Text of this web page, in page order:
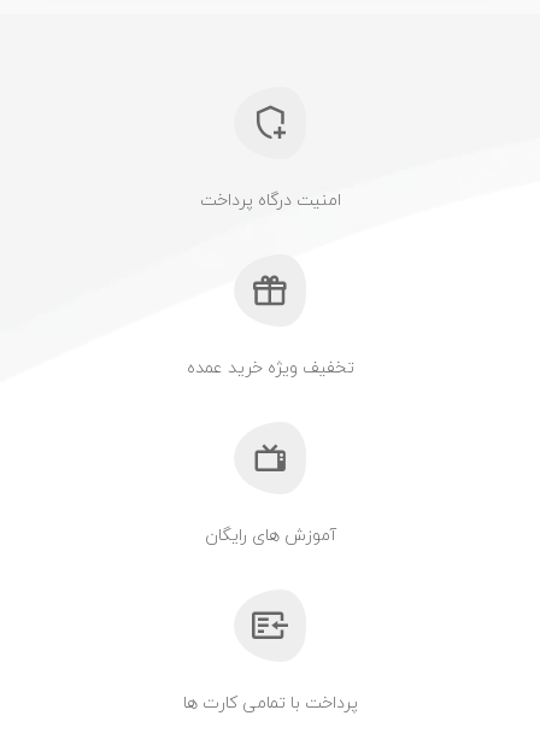
امنیت درگاه پرداخت
تخفیف ویژه خرید عمده
آموزش های رایگان
پرداخت با تمامی کارت ها